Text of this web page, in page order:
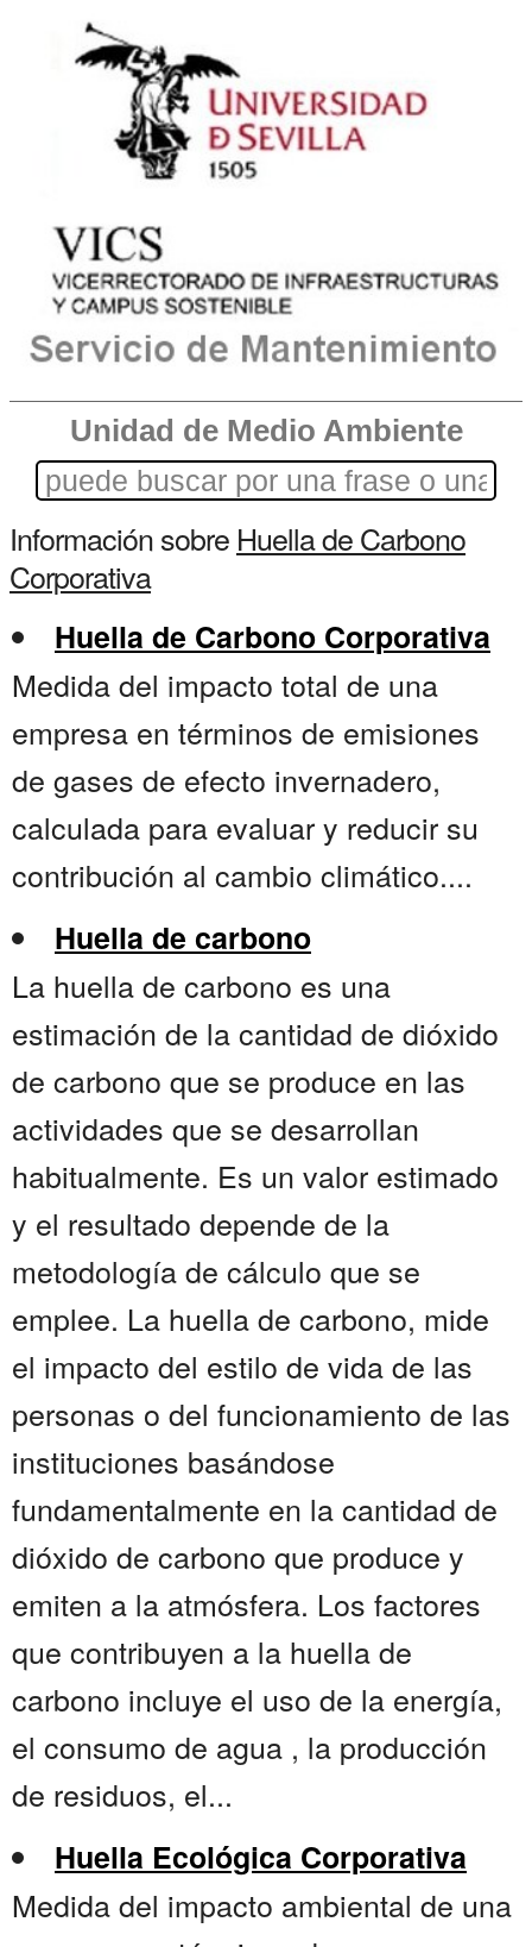
Unidad de Medio Ambiente
Información sobre Huella de Carbono
Corporativa
Huella de Carbono Corporativa
Medida del impacto total de una
empresa en términos de emisiones
de gases de efecto invernadero,
calculada para evaluar y reducir su
contribución al cambio climático....
Huella de carbono
La huella de carbono es una
estimación de la cantidad de dióxido
de carbono que se produce en las
actividades que se desarrollan
habitualmente. Es un valor estimado
y el resultado depende de la
metodología de cálculo que se
emplee. La huella de carbono, mide
el impacto del estilo de vida de las
personas o del funcionamiento de las
instituciones basándose
fundamentalmente en la cantidad de
dióxido de carbono que produce y
emiten a la atmósfera. Los factores
que contribuyen a la huella de
carbono incluye el uso de la energía,
el consumo de agua , la producción
de residuos, el...
Huella Ecológica Corporativa
Medida del impacto ambiental de una